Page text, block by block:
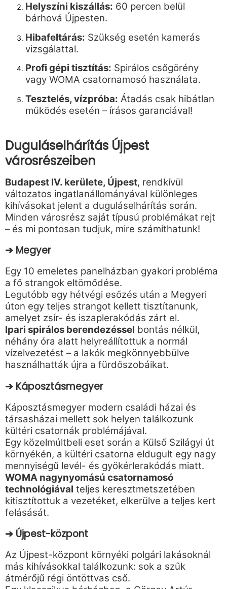
Helyszíni kiszállás: 60 percen belül
bárhová Újpesten.
Hibafeltárás: Szükség esetén kamerás
vizsgálattal.
Profi gépi tisztítás: Spirálos csőgörény
vagy WOMA csatornamosó használata.
Tesztelés, vízpróba: Átadás csak hibátlan
működés esetén – írásos garanciával!
Duguláselhárítás Újpest
városrészeiben
Budapest IV. kerülete, Újpest, rendkívül
változatos ingatlanállományával különleges
kihívásokat jelent a duguláselhárítás során.
Minden városrész saját típusú problémákat rejt
– és mi pontosan tudjuk, mire számíthatunk!
➔ Megyer
Egy 10 emeletes panelházban gyakori probléma
a fő strangok eltömődése.
Legutóbb egy hétvégi esőzés után a Megyeri
úton egy teljes strangot kellett tisztítanunk,
amelyet zsír- és iszaplerakódás zárt el.
Ipari spirálos berendezéssel bontás nélkül,
néhány óra alatt helyreállítottuk a normál
vízelvezetést – a lakók megkönnyebbülve
használhatták újra a fürdőszobáikat.
➔ Káposztásmegyer
Káposztásmegyer modern családi házai és
társasházai mellett sok helyen találkozunk
kültéri csatornák problémájával.
Egy közelmúltbeli eset során a Külső Szilágyi út
környékén, a kültéri csatorna eldugult egy nagy
mennyiségű levél- és gyökérlerakódás miatt.
WOMA nagynyomású csatornamosó
technológiával teljes keresztmetszetében
kitisztítottuk a vezetéket, elkerülve a teljes kert
felásását.
➔ Újpest-központ
Az Újpest-központ környéki polgári lakásoknál
más kihívásokkal találkozunk: sok a szűk
átmérőjű régi öntöttvas cső.